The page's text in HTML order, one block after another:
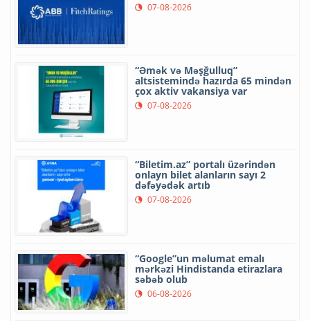
07-08-2026
“Əmək və Məşğulluq”
altsistemində hazırda 65 mindən
çox aktiv vakansiya var
07-08-2026
“Biletim.az” portalı üzərindən
onlayn bilet alanların sayı 2
dəfəyədək artıb
07-08-2026
“Google”un məlumat emalı
mərkəzi Hindistanda etirazlara
səbəb olub
06-08-2026